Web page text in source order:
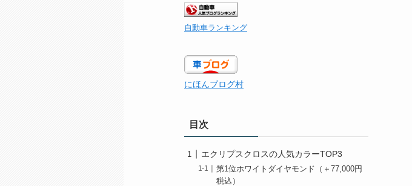
自動車ランキング
にほんブログ村
目次
エクリプスクロスの人気カラーTOP3
第1位ホワイトダイヤモンド（＋77,000円
税込）